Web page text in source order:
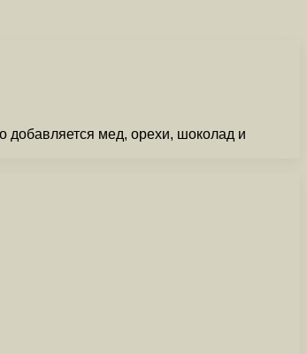
добавляется мед, орехи, шоколад и